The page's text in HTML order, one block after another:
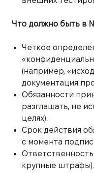
Что должно быть в
Четкое
(например,
документация
Обязанности
разглашать, не
целях).
Срок действия
с момента
крупные штрафы).